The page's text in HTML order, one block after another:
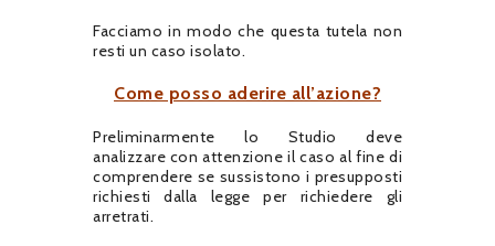
Facciamo in modo che questa tutela non
resti un caso isolato.
Come posso aderire all’azione?
Preliminarmente lo Studio deve
analizzare con attenzione il caso al fine di
comprendere se sussistono i presupposti
richiesti dalla legge per richiedere gli
arretrati.